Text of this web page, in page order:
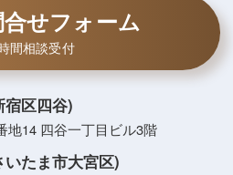
せフォーム
間相談受付
区四谷)
地14 四谷一丁目ビル3階
たま市大宮区)